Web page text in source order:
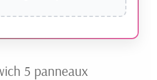
5 panneaux